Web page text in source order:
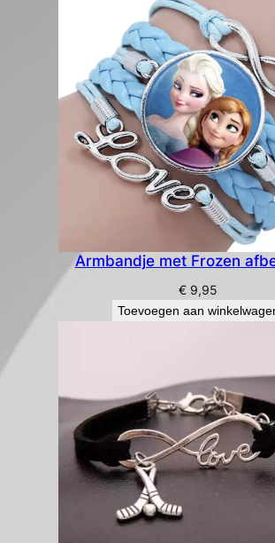
Armbandje met Frozen
€ 9,95
Toevoegen aan